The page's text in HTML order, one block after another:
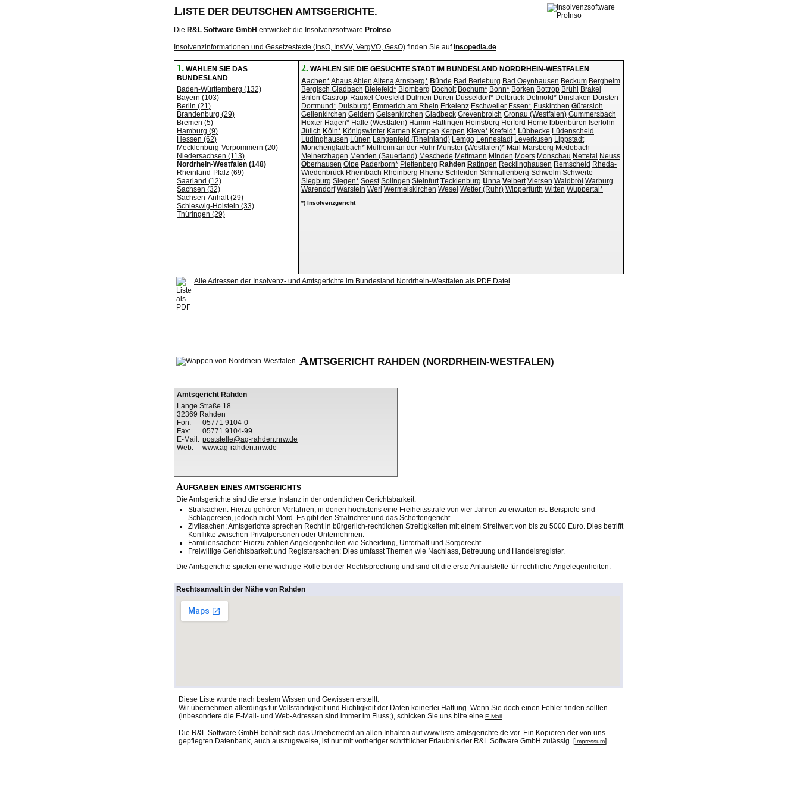
L ISTE DER DEUTSCHEN AMTSGERICHTE.
Die R&L Software GmbH entwickelt die Insolvenzsoftware ProInso.
Insolvenzinformationen und Gesetzestexte (InsO, InsVV, VergVO, GesO) finden Sie aufinsopedia.de
1. WÄHLEN SIE DAS
BUNDESLAND
Baden-Württemberg (132)
Bayern (103)
Berlin (21)
Brandenburg (29)
Bremen (5)
Hamburg (9)
Hessen (62)
Mecklenburg-Vorpommern (20)
Niedersachsen (113)
Nordrhein-Westfalen (148)
Rheinland-Pfalz (69)
Saarland (12)
Sachsen (32)
Sachsen-Anhalt (29)
Schleswig-Holstein (33)
Thüringen (29)
2. WÄHLEN SIE DIE GESUCHTE STADT IM BUNDESLAND NORDRHEIN-WESTFALEN
Aachen*AhausAhlen AltenaArnsberg* Bünde Bad Berleburg Bad Oeynhausen Beckum Bergheim
Bergisch Gladbach Bielefeld* Blomberg Bocholt Bochum* Bonn* Borken Bottrop Brühl
Brakel
Brilon Castrop-Rauxel Coesfeld Dülmen Düren Düsseldorf* Delbrück Detmold* Dinslaken Dorsten
Dortmund* Duisburg* Emmerich am Rhein Erkelenz Eschweiler Essen* Euskirchen Gütersloh
Geilenkirchen Geldern Gelsenkirchen Gladbeck Grevenbroich Gronau (Westfalen) Gummersbach
Höxter Hagen* Halle (Westfalen) Hamm Hattingen Heinsberg Herford Herne bbenbüren Iserlohn
Jülich Köln* Königswinter Kamen Kempen Kerpen Kleve* Krefeld* Lübbecke Lüdenscheid
Lüdinghausen Lünen Langenfeld (Rheinland) Lemgo Lennestadt Leverkusen Lippstadt
Mönchengladbach* Mülheim an der Ruhr Münster (Westfalen)* Marl Marsberg Medebach
Meinerzhagen Menden (Sauerland) Meschede Mettmann Minden Moers Monschau Nettetal Neuss
Oberhausen Olpe Paderborn* Plettenberg Rahden Ratingen Recklinghausen Remscheid Rheda-
Wiedenbrück Rheinbach Rheinberg Rheine Schleiden Schmallenberg Schwelm Schwerte
Siegburg Siegen* Soest Solingen Steinfurt Tecklenburg Unna Velbert Viersen Waldbröl Warburg
Warendorf Warstein Werl Wermelskirchen Wesel Wetter (Ruhr) Wipperfürth Witten Wuppertal*
*) Insolvenzgericht
Alle Adressen der Insolvenz- und Amtsgerichte im Bundesland Nordrhein-Westfalen als PDF Datei
AMTSGERICHT RAHDEN (NORDRHEIN-WESTFALEN)
Amtsgericht Rahden
Lange Straße 18
32369 Rahden
Fon:
05771 9104-0
Fax:
05771 9104-99
E-Mail: poststelle@ag-rahden.nrw.de
Web:
www.ag-rahden.nrw.de
AUFGABEN EINES AMTSGERICHTS
Die Amtsgerichte sind die erste Instanz in der ordentlichen Gerichtsbarkeit:
Strafsachen: Hierzu gehören Verfahren, in denen höchstens eine Freiheitsstrafe von vier Jahren zu erwarten ist. Beispiele sind
Schlägereien, jedoch nicht Mord. Es gibt den Strafrichter und das Schöffengericht.
Zivilsachen: Amtsgerichte sprechen Recht in bürgerlich-rechtlichen Streitigkeiten mit einem Streitwert von bis zu 5000 Euro. Dies betrifft
Konflikte zwischen Privatpersonen oder Unternehmen.
Familiensachen: Hierzu zählen Angelegenheiten wie Scheidung, Unterhalt und Sorgerecht.
Freiwillige Gerichtsbarkeit und Registersachen: Dies umfasst Themen wie Nachlass, Betreuung und Handelsregister.
Die Amtsgerichte spielen eine wichtige Rolle bei der Rechtsprechung und sind oft die erste Anlaufstelle für rechtliche Angelegenheiten.
Rechtsanwalt in der Nähe von Rahden
Diese Liste wurde nach bestem Wissen und Gewissen erstellt.
Wir übernehmen allerdings für Vollständigkeit und Richtigkeit der Daten keinerlei Haftung. Wenn Sie doch einen Fehler finden sollten
(inbesondere die E-Mail- und Web-Adressen sind immer im Fluss;), schicken Sie uns bitte eine E-Mail.
Die R&L Software GmbH behält sich das Urheberrecht an allen Inhalten auf www.liste-amtsgerichte.de vor. Ein Kopieren der von uns
gepflegten Datenbank, auch auszugsweise, ist nur mit vorheriger schriftlicher Erlaubnis der R&L Software GmbH zulässig. [Impressum]